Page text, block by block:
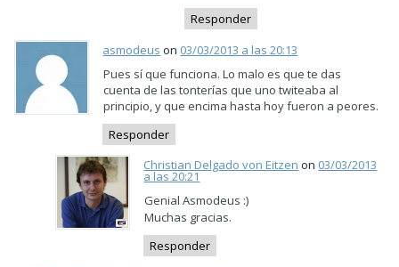
Responder
asmodeus on 03/03/2013 a las 20:13
Pues sí que funciona. Lo malo es que te das
cuenta de las tonterías que uno twiteaba al
principio, y que encima hasta hoy fueron a peores.
Responder
Christian Delgado von Eitzen on 03/03/2013
a las 20:21
Genial Asmodeus :)
Muchas gracias.
Responder